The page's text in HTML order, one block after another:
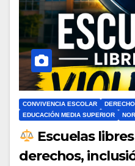
CONVIVENCIA ESCOLAR
EDUCACIÓN MEDIA SUPERIOR
Escuelas
derechos,